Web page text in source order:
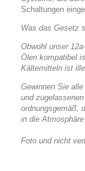
Schaltungen
Was das Gesetz
Obwohl unser
Ölen kompatibel
Kältemitteln ist
Gewinnen Sie
und
ordnungsgemäß,
in die
Foto und nicht